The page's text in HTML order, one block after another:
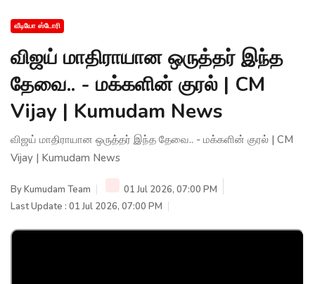
வீடியோ ஸ்டோரி
விஜய் மாதிராயான ஒருத்தர் இந்த
தேவை.. - மக்களின் குரல் | CM
Vijay | Kumudam News
விஜய் மாதிராயான ஒருத்தர் இந்த தேவை.. - மக்களின் குரல் | CM
Vijay | Kumudam News
ByKumudam Team
01 Jul 2026, 07:00 PM
Last Update : 01 Jul 2026, 07:00 PM